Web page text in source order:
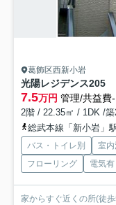
葛飾区西新小岩
光陽レジデンス205
7.5万円 管理/共益費-
2階 / 22.35㎡ / 1DK /
総武本線「新小岩」
バス・トイレ別 室
フローリング
電気有
家からすぐ近くの所(徒